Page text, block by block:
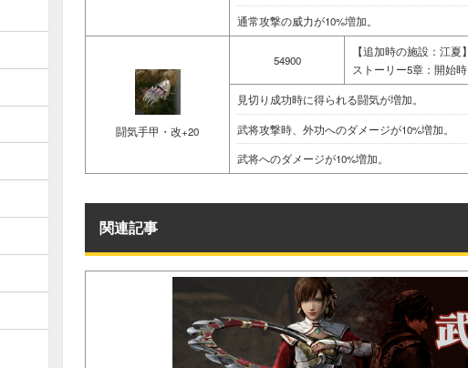
通常攻撃の威力が10%増加。
闘気手甲・改+20
54900
【追加時の施設：江夏】
ストーリー5章：開始時
見切り成功時に得られる闘気が増加。
武将攻撃時、外功へのダメージが10%増加。
武将へのダメージが10%増加。
関連記事